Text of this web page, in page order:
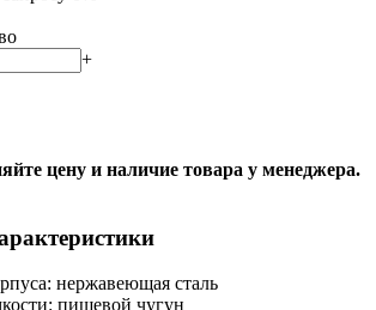
+
цену и наличие товара у менеджера.
нержавеющая сталь
пищевой чугун